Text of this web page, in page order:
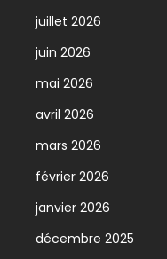
juillet 2026
juin 2026
mai 2026
avril 2026
mars 2026
février 2026
janvier 2026
décembre 2025